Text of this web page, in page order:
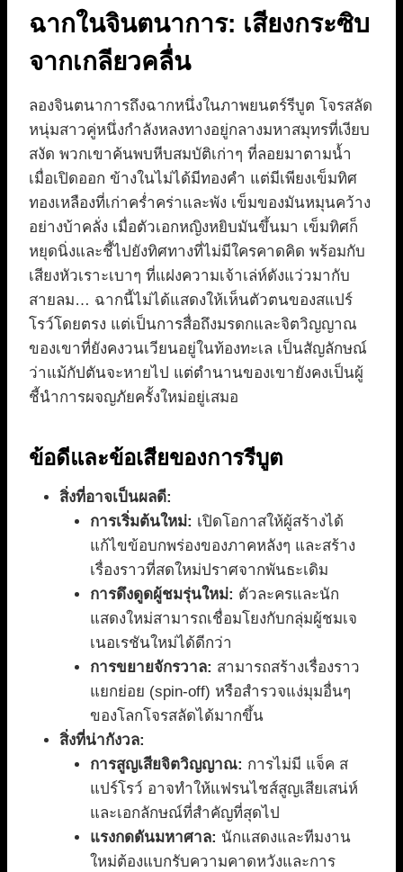
ฉากในจินตนาการ: เสียงกระซิบ
จากเกลียวคลื่น
ลองจินตนาการถึงฉากหนึ่งในภาพยนตร์รีบูต โจรสลัด
หนุ่มสาวคู่หนึ่งกำลังหลงทางอยู่กลางมหาสมุทรที่เงียบ
สงัด พวกเขาค้นพบหีบสมบัติเก่าๆ ที่ลอยมาตามน้ำ
เมื่อเปิดออก ข้างในไม่ได้มีทองคำ แต่มีเพียงเข็มทิศ
ทองเหลืองที่เก่าคร่ำคร่าและพัง เข็มของมันหมุนคว้าง
อย่างบ้าคลั่ง เมื่อตัวเอกหญิงหยิบมันขึ้นมา เข็มทิศก็
หยุดนิ่งและชี้ไปยังทิศทางที่ไม่มีใครคาดคิด พร้อมกับ
เสียงหัวเราะเบาๆ ที่แฝงความเจ้าเล่ห์ดังแว่วมากับ
สายลม… ฉากนี้ไม่ได้แสดงให้เห็นตัวตนของสแปร์
โรว์โดยตรง แต่เป็นการสื่อถึงมรดกและจิตวิญญาณ
ของเขาที่ยังคงวนเวียนอยู่ในท้องทะเล เป็นสัญลักษณ์
ว่าแม้กัปตันจะหายไป แต่ตำนานของเขายังคงเป็นผู้
ชี้นำการผจญภัยครั้งใหม่อยู่เสมอ
ข้อดีและข้อเสียของการรีบูต
สิ่งที่อาจเป็นผลดี:
การเริ่มต้นใหม่: เปิดโอกาสให้ผู้สร้างได้
แก้ไขข้อบกพร่องของภาคหลังๆ และสร้าง
เรื่องราวที่สดใหม่ปราศจากพันธะเดิม
การดึงดูดผู้ชมรุ่นใหม่: ตัวละครและนัก
แสดงใหม่สามารถเชื่อมโยงกับกลุ่มผู้ชมเจ
เนอเรชันใหม่ได้ดีกว่า
การขยายจักรวาล: สามารถสร้างเรื่องราว
แยกย่อย (spin-off) หรือสำรวจแง่มุมอื่นๆ
ของโลกโจรสลัดได้มากขึ้น
สิ่งที่น่ากังวล:
การสูญเสียจิตวิญญาณ: การไม่มี แจ็ค ส
แปร์โรว์ อาจทำให้แฟรนไชส์สูญเสียเสน่ห์
และเอกลักษณ์ที่สำคัญที่สุดไป
แรงกดดันมหาศาล: นักแสดงและทีมงาน
ใหม่ต้องแบกรับความคาดหวังและการ